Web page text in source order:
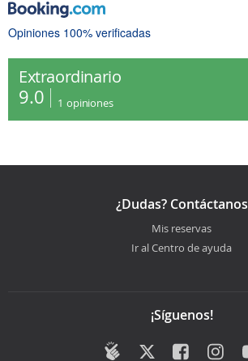
Opiniones 100% verificadas
Extraordinario
9.0 1 opiniones
¿Dudas? Contáctanos
Mis reservas
Ir al Centro de ayuda
¡Síguenos!